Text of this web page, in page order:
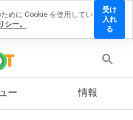
ー 情報
めに Cookie を使用してい
シー。
受け
入れ
る